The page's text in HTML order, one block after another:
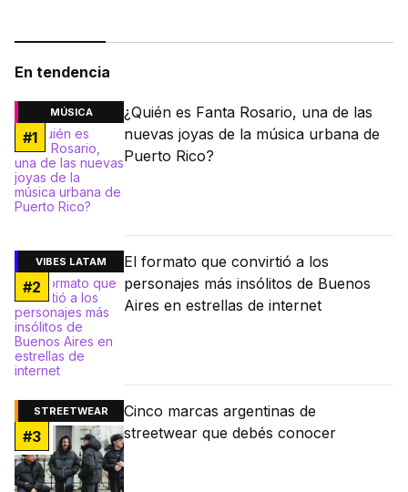
En tendencia
MÚSICA
#1
¿Quién es Fanta Rosario, una de las
nuevas joyas de la música urbana de
Puerto Rico?
VIBES LATAM
#2
El formato que convirtió a los
personajes más insólitos de Buenos
Aires en estrellas de internet
STREETWEAR
#3
Cinco marcas argentinas de
streetwear que debés conocer